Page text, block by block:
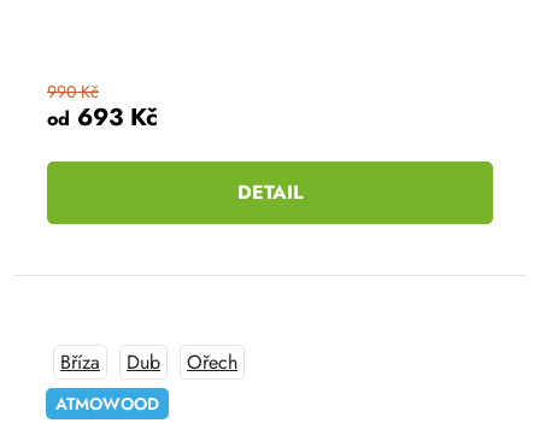
od 693 Kč
990 Kč
DETAIL
ATMOWOOD
Bříza Dub Ořech